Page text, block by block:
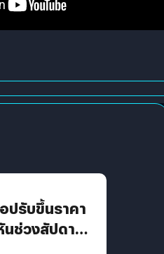
ปรับขึ้นราคา
ช่วงสัปดาห์ที่